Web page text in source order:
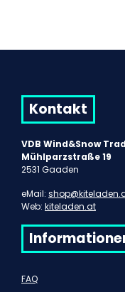
Kontakt
VDB Wind&Snow
Mühlparzstraße 19
2531 Gaaden
eMail:
Web: kiteladen.at
FAQ